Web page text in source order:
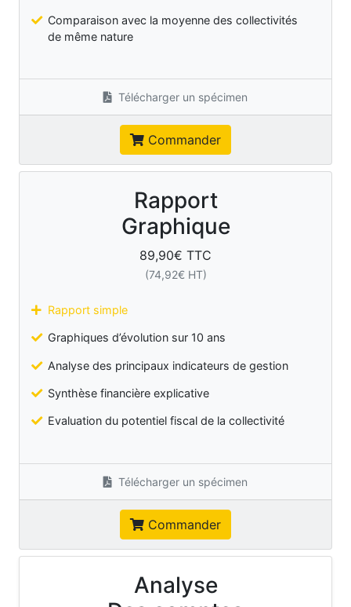
Comparaison avec la moyenne des collectivités
de même nature
Télécharger un spécimen
Commander
Rapport
Graphique
89,90€ TTC
(74,92€ HT)
Rapport simple
Graphiques d’évolution sur 10 ans
Analyse des principaux indicateurs de gestion
Synthèse financière explicative
Evaluation du potentiel fiscal de la collectivité
Télécharger un spécimen
Commander
Analyse